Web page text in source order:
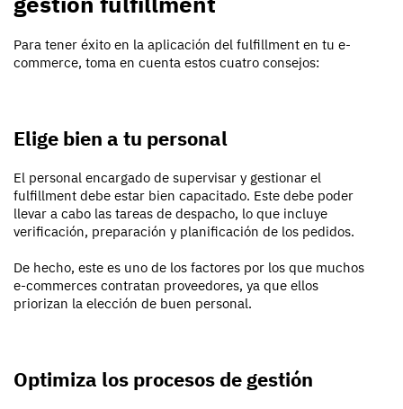
Para tener éxito en la aplicación del fulfillment en tu e-
commerce, toma en cuenta estos cuatro consejos:
Elige bien a tu personal
El personal encargado de supervisar y gestionar el
fulfillment debe estar bien capacitado. Este debe poder
llevar a cabo las tareas de despacho, lo que incluye
verificación, preparación y planificación de los pedidos.
De hecho, este es uno de los factores por los que muchos
e-commerces contratan proveedores, ya que ellos
priorizan la elección de buen personal.
Optimiza los procesos de gestión